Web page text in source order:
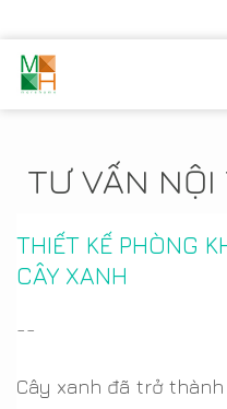
TƯ VẤN
THIẾT KẾ PHÒNG
CÂY XANH
--
Cây xanh đã trở